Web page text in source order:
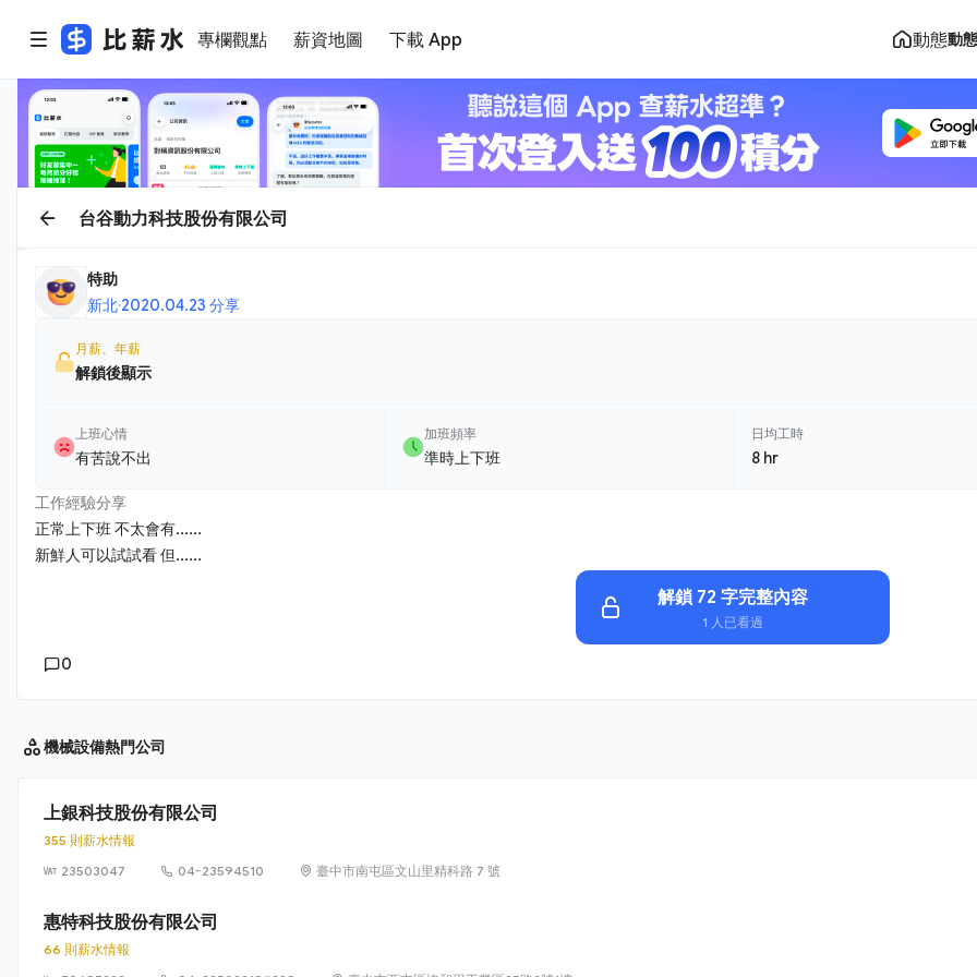
專欄觀點 薪資地圖 下載 App 動態動態
台谷動力科技股份有限公司
特助
新北·2020.04.23 分享
月薪、年薪
解鎖後顯示
上班心情
有苦說不出
加班頻率
準時上下班
日均工時
8 hr
工作經驗分享
正常上下班 不太會有......
新鮮人可以試試看 但......
解鎖 72 字完整內容
1 人已看過
0
機械設備熱門公司
上銀科技股份有限公司
355 則薪水情報
23503047
04-23594510 臺中市南屯區文山里精科路 7 號
惠特科技股份有限公司
66 則薪水情報